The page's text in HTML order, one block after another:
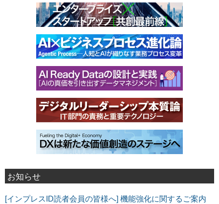
お知らせ
[インプレスID読者会員の皆様へ] 機能強化に関するご案内